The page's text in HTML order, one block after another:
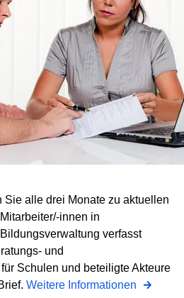
Sie alle drei Monate zu aktuellen
innen in
verfasst
und
Schulen und beteiligte Akteure
Weitere Informationen